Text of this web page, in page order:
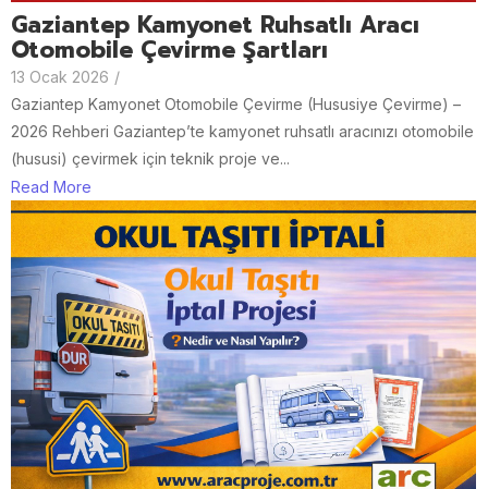
Gaziantep Kamyonet Ruhsatlı Aracı
Otomobile Çevirme Şartları
13 Ocak 2026 /
Gaziantep Kamyonet Otomobile Çevirme (Hususiye Çevirme) –
2026 Rehberi Gaziantep’te kamyonet ruhsatlı aracınızı otomobile
(hususi) çevirmek için teknik proje ve...
Read More